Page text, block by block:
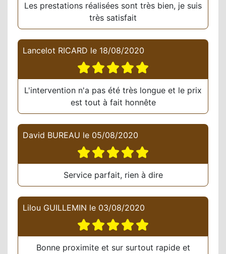
Les prestations réalisées sont très bien, je suis
très satisfait
Lancelot RICARD le 18/08/2020
L'intervention n'a pas été très longue et le prix
est tout à fait honnête
David BUREAU le 05/08/2020
Service parfait, rien à dire
Lilou GUILLEMIN le 03/08/2020
Bonne proximite et sur surtout rapide et